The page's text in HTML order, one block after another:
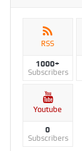
RSS
1000+
Subscribers
Youtube
0
Subscribers